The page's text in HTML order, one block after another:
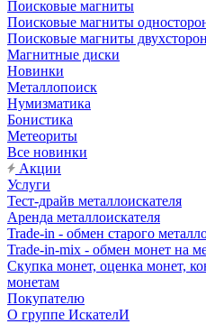
Поисковые магниты
Поисковые магниты
Поисковые магниты
Магнитные диски
Новинки
Металлопоиск
Нумизматика
Бонистика
Метеориты
Все новинки
Акции
Услуги
Тест-драйв металлоискателя
Аренда металлоискателя
Trade-in - обмен старого
Trade-in-mix - обмен монет на
Скупка монет, оценка монет,
монетам
Покупателю
О группе ИскателИ